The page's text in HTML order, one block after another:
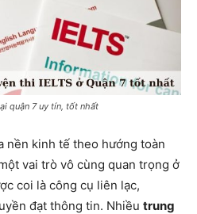
quận 7 uy tín, tốt nhất
nền kinh tế theo hướng toàn
vai trò vô cùng quan trọng ở
coi là công cụ liên lạc,
đạt thông tin. Nhiều trung